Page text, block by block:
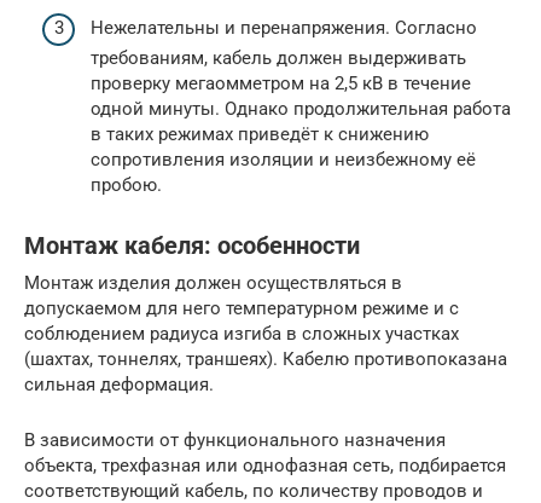
Нежелательны и перенапряжения. Согласно
требованиям, кабель должен выдерживать
проверку мегаомметром на 2,5 кВ в течение
одной минуты. Однако продолжительная работа
в таких режимах приведёт к снижению
сопротивления изоляции и неизбежному её
пробою.
Монтаж кабеля: особенности
Монтаж изделия должен осуществляться в
допускаемом для него температурном режиме и с
соблюдением радиуса изгиба в сложных участках
(шахтах, тоннелях, траншеях). Кабелю противопоказана
сильная деформация.
В зависимости от функционального назначения
объекта, трехфазная или однофазная сеть, подбирается
соответствующий кабель, по количеству проводов и